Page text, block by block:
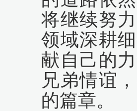
将继续努
领域深耕
献自己的
兄弟情谊
的篇章。